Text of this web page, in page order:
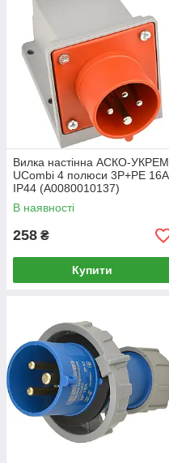
Вилка настінна АСКО-УКРЕМ
UСombi 4 полюси 3P+PE 16A
IP44 (A0080010137)
В наявності
258 ₴
Купити